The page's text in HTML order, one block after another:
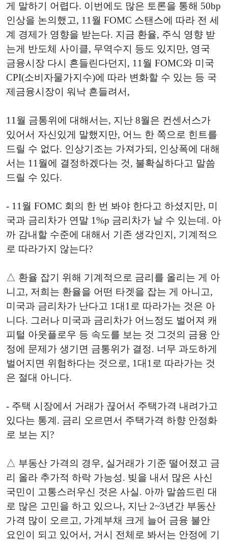
게 말하기 어렵다. 이번에도 많은 토론을 통해 50bp
인상을 논의했고, 11월 FOMC 스탠스에 따라 전 세
계 경제가 영향을 받는다. 지금 환율, 주식 영향 받
는게 반도체 사이클, 무역수지 등도 있지만, 영국
금융시장 다시 흔들린다던지, 11월 FOMC와 미국
CPI(소비자물가지수)에 따라 변화할 수 있는 등 국
제금융시장이 워낙 흔들려서,
11월 금통위에 대해서는, 지난 8월은 컨센서스가
있어서 자신있게 말했지만, 어느 한 쪽으로 힌트를
드릴 수 없다. 인상기조는 가져가되, 인상폭에 대해
서는 11월에 결정하겠다는 것, 불확실하다고 말씀
드릴 수 있다.
- 11월 FOMC 회의 한 번 봐야 한다고 하셨지만, 미
국과 금리차가 연말 1%p 금리차가 날 수 있는데. 아
까 감내할 수준에 대해서 기존 생각인지, 기계적으
로 따라가지 않는다?
△ 환율 잡기 위해 기계적으로 금리를 올리는 게 아
니고, 저희는 환율을 어떤 타겟을 잡는 게 아니고,
미국과 금리차가 난다고 1대1로 따라가는 것은 아
니다. 그러나 미국과 금리차가 어느정도 벌어져 캐
피털 아웃플로우 등 속도를 보는 것 그것의 금융 안
정에 문제가 생기면 금통위가 결정. 너무 과도하게
벌어지면 위험하다는 것으로, 1대1로 따라가는 것
은 절대 아니다.
- 주택 시장에서 거래가 끊어서 주택가격 내려가고
있다는 통계. 금리 오르면서 주택가격 하향 안정화
로 보는 지?
△ 부동산 가격의 경우, 실거래가 기준 떨어졌고 금
리 올라 추가적 하락 가능성. 빚을 내서 많은 사신
국민이 고통스러우신 것은 사실. 아까 말씀드린 대
로 많은 고민을 하고 있으나, 지난 2~3년간 부동산
가격 많이 오르고, 가계부채 크게 늘어 금융 불안
요인이 되고 있어서, 거시 전체로 봐서는 안정에 기